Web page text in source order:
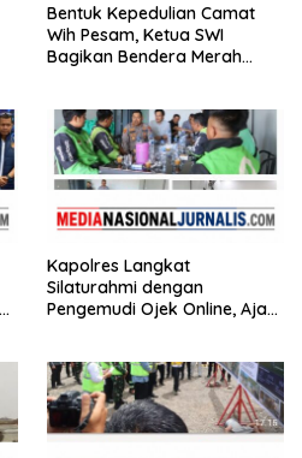
Bentuk Kepedulian Camat
Wih Pesam, Ketua SWI
Bagikan Bendera Merah
Kapolres Langkat
Silaturahmi dengan
Pengemudi Ojek Online, Ajak